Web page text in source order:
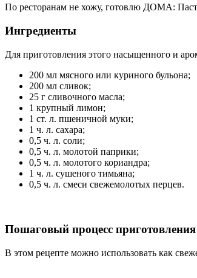
По ресторанам не хожу, готовлю ДОМА:
Ингредиенты
Для приготовления этого насыщенного и
200 мл мясного или куриного бульона;
200 мл сливок;
25 г сливочного масла;
1 крупный лимон;
1 ст. л. пшеничной муки;
1 ч. л. сахара;
0,5 ч. л. соли;
0,5 ч. л. молотой паприки;
0,5 ч. л. молотого кориандра;
1 ч. л. сушеного тимьяна;
0,5 ч. л. смеси свежемолотых перцев.
Пошаговый процесс приготовления
В этом рецепте можно использовать как